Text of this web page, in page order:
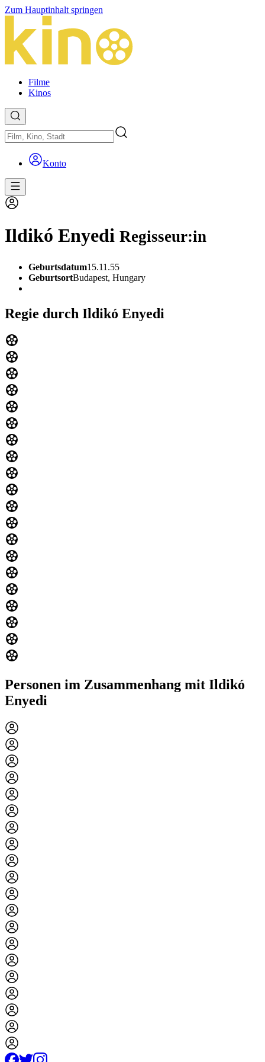
Zum Hauptinhalt springen
Filme
Kinos
Konto
Ildikó Enyedi Regisseur:in
Geburtsdatum15.11.55
GeburtsortBudapest, Hungary
Regie durch Ildikó Enyedi
Personen im Zusammenhang mit Ildikó
Enyedi